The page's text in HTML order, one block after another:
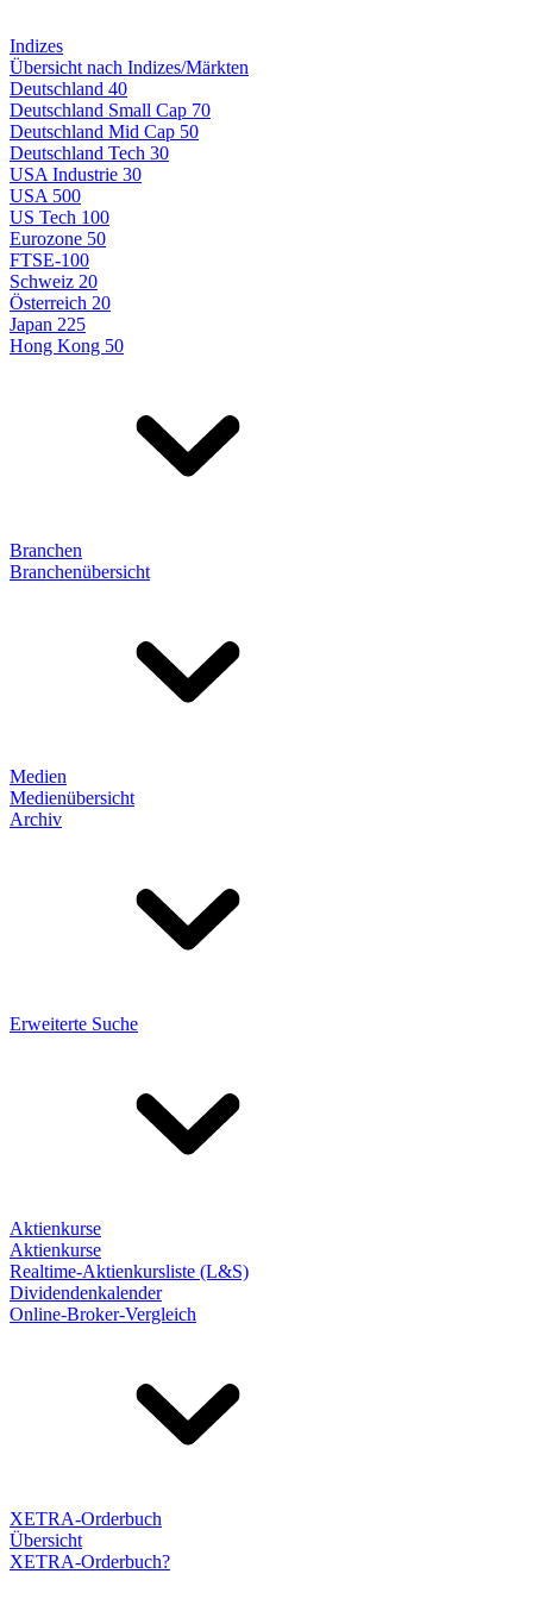
Indizes
Übersicht nach Indizes/Märkten
Deutschland 40
Deutschland Small Cap 70
Deutschland Mid Cap 50
Deutschland Tech 30
USA Industrie 30
USA 500
US Tech 100
Eurozone 50
FTSE-100
Schweiz 20
Österreich 20
Japan 225
Hong Kong 50
Branchen
Branchenübersicht
Medien
Medienübersicht
Archiv
Erweiterte Suche
Aktienkurse
Aktienkurse
Realtime-Aktienkursliste (L&S)
Dividendenkalender
Online-Broker-Vergleich
XETRA-Orderbuch
Übersicht
XETRA-Orderbuch?